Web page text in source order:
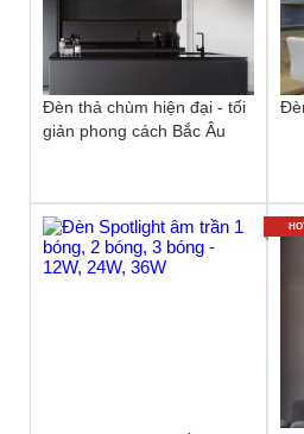
Đèn thả chùm hiện đại - tối
giản phong cách Bắc Âu